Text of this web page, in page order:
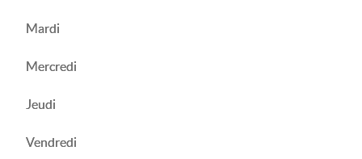
Mardi
Mercredi
Jeudi
Vendredi